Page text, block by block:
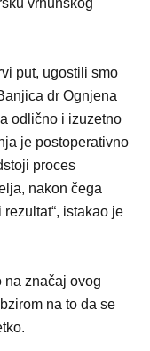
vrhunskog
put, ugostili smo
dr Ognjena
odlično i izuzetno
je postoperativno
proces
nakon čega
istakao je
na značaj ovog
na to da se